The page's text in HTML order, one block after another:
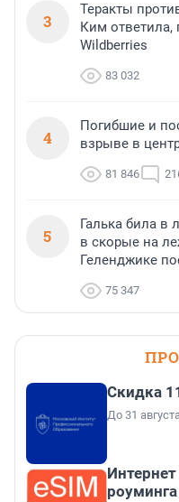
3
Теракты
Ким ответила,
Wildberries
83 032
4
Погибшие и
взрыве в
81 846
5
Галька била в
в скорые на
Геленджике
75 347
Скидка
До 31